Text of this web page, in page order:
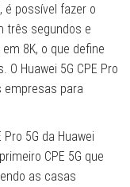
é possível fazer o
três segundos e
8K, o que define
Huawei 5G CPE Pro
empresas para
5G da Huawei
CPE 5G que
as casas